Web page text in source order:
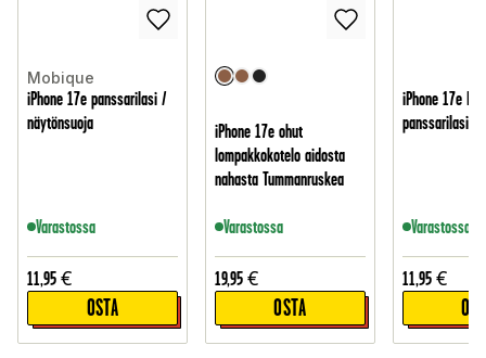
Mobique
iPhone 17e panssarilasi /
näytönsuoja
Varastossa
11,95 €
OSTA
iPhone 17e ohut
lompakkokotelo aidosta
nahasta Tummanruskea
Varastossa
19,95 €
OSTA
iPhone 17e
panssarilasi
Varastossa
11,95 €